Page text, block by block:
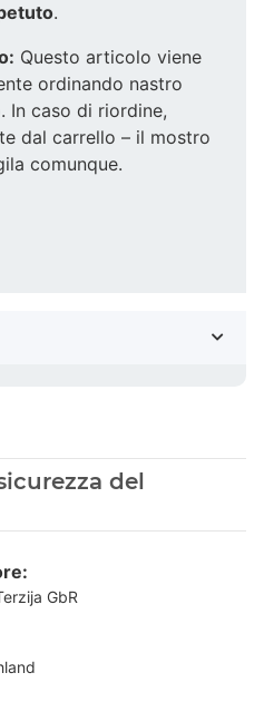
.
Questo articolo viene
ordinando nastro
In caso di riordine,
dal carrello – il mostro
comunque.
del
GbR